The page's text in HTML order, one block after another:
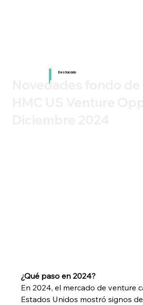
Destacado
Novedades fondo de
¿Qué paso en 2024?
En 2024, el mercado de venture
Estados Unidos mostró signos